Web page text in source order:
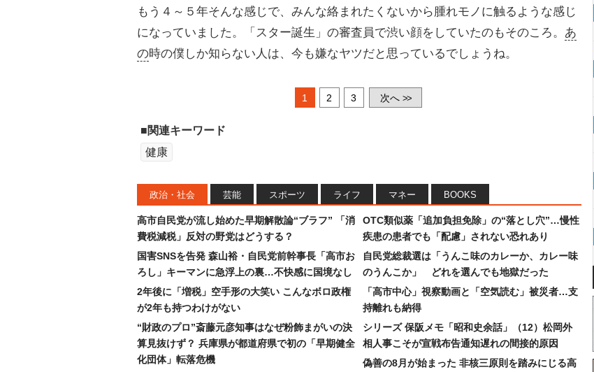
もう４～５年そんな感じで、みんな絡まれたくないから腫れモノに触るような感じ
になっていました。「スター誕生」の審査員で渋い顔をしていたのもそのころ。 あ
の時の僕しか知らない人は、今も嫌なヤツだと思っているでしょうね。
1 2 3 次へ >>
■関連キーワード
健康
政治・社会 芸能 スポーツ ライフ マネー BOOKS
高市自民党が流し始めた早期解散論“ブラフ” 「消
費税減税」反対の野党はどうする？
国害SNSを告発 森山裕・自民党前幹事長「高市お
ろし」キーマンに急浮上の裏…不快感に国境なし
2年後に「増税」空手形の大笑い こんなボロ政権
が2年も持つわけがない
“財政のプロ”斎藤元彦知事はなぜ粉飾まがいの決
算見抜けず？ 兵庫県が都道府県で初の「早期健全
化団体」転落危機
OTC類似薬「追加負担免除」の“落とし穴”…慢性
疾患の患者でも「配慮」されない恐れあり
自民党総裁選は「うんこ味のカレーか、カレー味
のうんこか」 どれを選んでも地獄だった
「高市中心」視察動画と「空気読む」被災者…支
持離れも納得
シリーズ 保阪メモ「昭和史余話」（12）松岡外
相人事こそが宣戦布告通知遅れの間接的原因
偽善の8月が始まった 非核三原則を踏みにじる高